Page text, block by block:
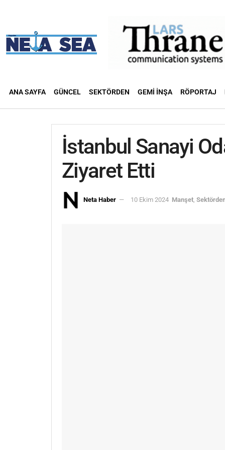
ANA SAYFA GÜNCEL SEKTÖRDEN GEMI İNŞA RÖPORTAJ
İstanbul Sanayi
Ziyaret Etti
Neta Haber 10 Ekim 2024 Manşet